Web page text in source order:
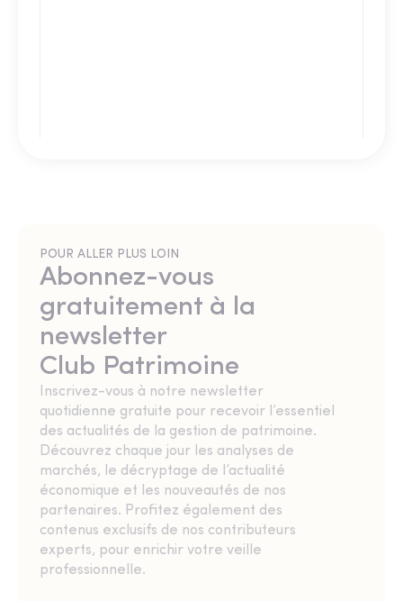
POUR ALLER PLUS LOIN
Abonnez-vous
gratuitement à la
newsletter
Club Patrimoine
Inscrivez-vous à notre newsletter
quotidienne gratuite pour recevoir l’essentiel
des actualités de la gestion de patrimoine.
Découvrez chaque jour les analyses de
marchés, le décryptage de l’actualité
économique et les nouveautés de nos
partenaires. Profitez également des
contenus exclusifs de nos contributeurs
experts, pour enrichir votre veille
professionnelle.